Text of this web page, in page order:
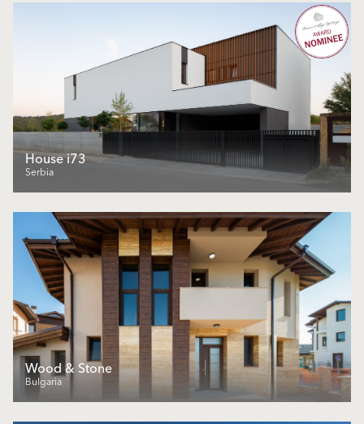
House i73
Serbia
Wood & Stone
Bulgaria